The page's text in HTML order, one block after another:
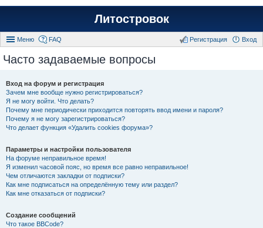
Литостровок
Меню FAQ Вход
Регистрация
Часто задаваемые вопросы
Вход на форум и регистрация
Зачем мне вообще нужно регистрироваться?
Я не могу войти. Что делать?
Почему мне периодически приходится повторять ввод имени и пароля?
Почему я не могу зарегистрироваться?
Что делает функция «Удалить cookies форума»?
Параметры и настройки пользователя
На форуме неправильное время!
Я изменил часовой пояс, но время все равно неправильное!
Чем отличаются закладки от подписки?
Как мне подписаться на определённую тему или раздел?
Как мне отказаться от подписки?
Создание сообщений
Что такое BBCode?